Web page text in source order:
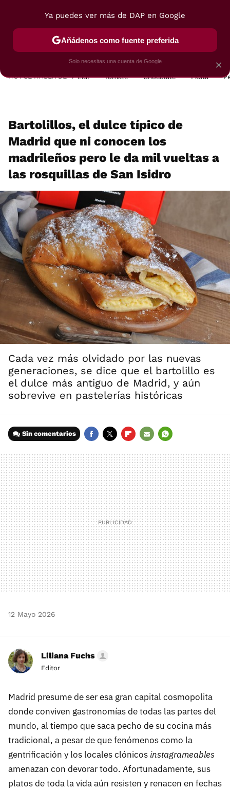
POSTRES VIAJES SELECCIÓN VEGUI
HOY SE HABLA DE Lidl Tomate Chocolate Pasta
Bartolillos, el dulce típico de
Madrid que ni conocen los
madrileños pero le da mil vueltas a
las rosquillas de San Isidro
Cada vez más olvidado por las nuevas
generaciones, se dice que el bartolillo es
el dulce más antiguo de Madrid, y aún
sobrevive en pastelerías históricas
Sin comentarios
MAIL
12 Mayo 2026
Liliana Fuchs
Editor
Madrid presume de ser esa gran capital cosmopolita
donde conviven gastronomías de todas las partes del
mundo, al tiempo que saca pecho de su cocina más
tradicional, a pesar de que fenómenos como la
gentrificación y los locales clónicos instagrameables
amenazan con devorar todo. Afortunadamente, sus
platos de toda la vida aún resisten y renacen en fechas
×
Ya puedes ver más de DAP en Google
Añádenos como fuente preferida
Solo necesitas una cuenta de Google